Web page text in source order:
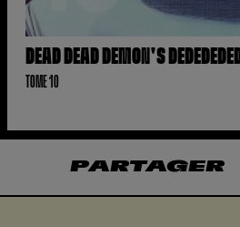
DEAD DEAD DEMON'S
TOME 10
PARTAGER